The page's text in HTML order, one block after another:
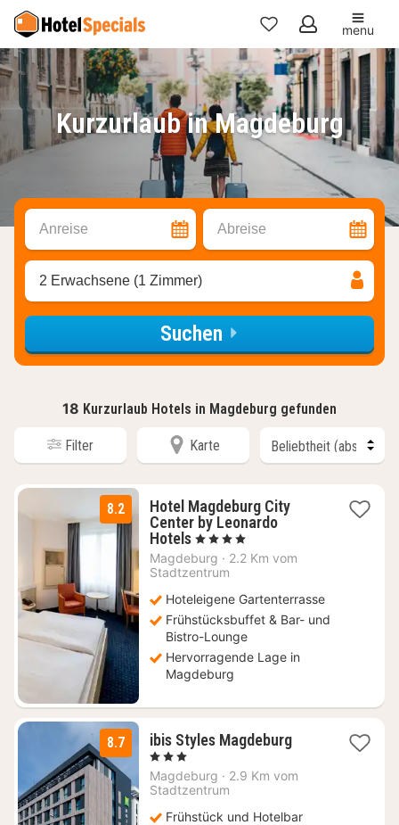
Meine
Favoriten
menu
Kurzurlaub in Magdeburg
Anreise Abreise
2 Erwachsene (1 Zimmer)
Suchen
18 Kurzurlaub Hotels in Magdeburg gefunden
Filter Karte
8.2
Hotel Magdeburg City
Center by Leonardo
Hotels2
Nächte
ab
€
, 4 Sterne
Magdeburg · 2.2 Km vom
Stadtzentrum
Hoteleigene Gartenterrasse
Frühstücksbuffet & Bar- und
Bistro-Lounge
Hervorragende Lage in
Magdeburg
8.7 ibis Styles Magdeburg1
ab
, 3 Sterne
Magdeburg · 2.9 Km vom
Stadtzentrum
Frühstück und Hotelbar